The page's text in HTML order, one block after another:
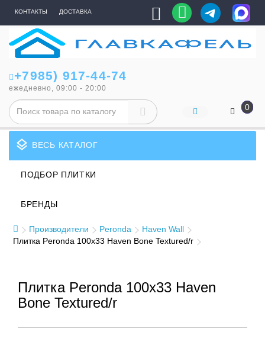
КОНТАКТЫ ДОСТАВКА
+7985) 917-44-74
ежедневно, 09:00 - 20:00
0
layers ВЕСЬ КАТАЛОГ
ПОДБОР ПЛИТКИ
БРЕНДЫ
Производители Peronda
Haven Wall
Плитка Peronda 100x33 Haven Bone Textured/r
Плитка Peronda 100x33 Haven
Bone Textured/r